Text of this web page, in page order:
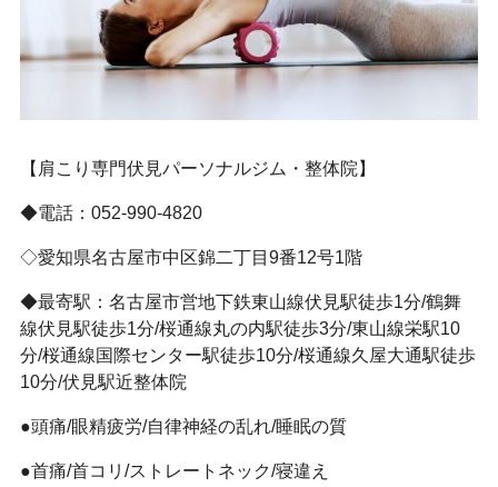
【肩こり専門伏見パーソナルジム・整体院】
◆電話：052-990-4820
◇愛知県名古屋市中区錦二丁目9番12号1階
◆最寄駅：名古屋市営地下鉄東山線伏見駅徒歩1分/鶴舞
線伏見駅徒歩1分/桜通線丸の内駅徒歩3分/東山線栄駅10
分/桜通線国際センター駅徒歩10分/桜通線久屋大通駅徒歩
10分/伏見駅近整体院
●頭痛/眼精疲労/自律神経の乱れ/睡眠の質
●首痛/首コリ/ストレートネック/寝違え